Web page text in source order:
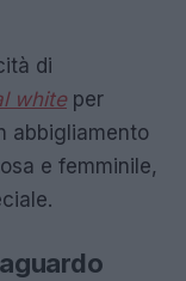
di
whiteper
abbigliamento
e femminile,